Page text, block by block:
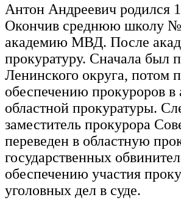
Антон Андреевич родился
Окончив среднюю школу
академию МВД. После
прокуратуру. Сначала был
Ленинского округа, потом
обеспечению прокуроров
областной прокуратуры.
заместитель прокурора
переведен в областную
государственных
обеспечению участия
уголовных дел в суде.